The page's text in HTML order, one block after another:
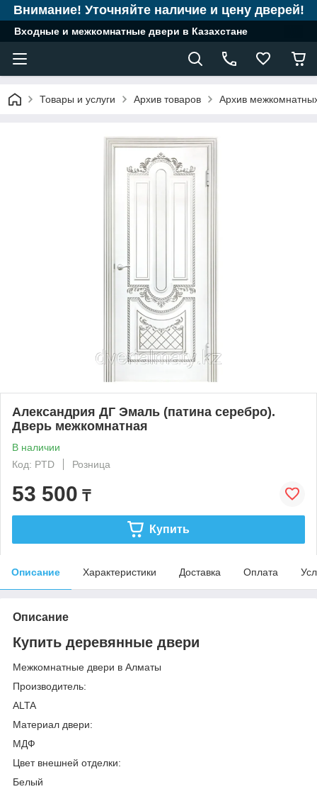
Внимание! Уточняйте наличие и цену дверей!
Входные и межкомнатные двери в Казахстане
Товары и услуги Архив товаров Архив
Александрия ДГ Эмаль (патина серебро).
Дверь межкомнатная
В наличии
Код: PTD
Розница
53 500 ₸
Купить
Описание Характеристики Доставка Оплата
Описание
Купить деревянные двери
Межкомнатные двери в Алматы
Производитель:
ALTA
Материал двери:
МДФ
Цвет внешней отделки:
Белый